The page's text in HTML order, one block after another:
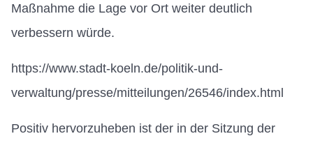
Maßnahme die Lage vor Ort weiter deutlich
verbessern würde.
https://www.stadt-koeln.de/politik-und-
verwaltung/presse/mitteilungen/26546/index.html
Positiv hervorzuheben ist der in der Sitzung der